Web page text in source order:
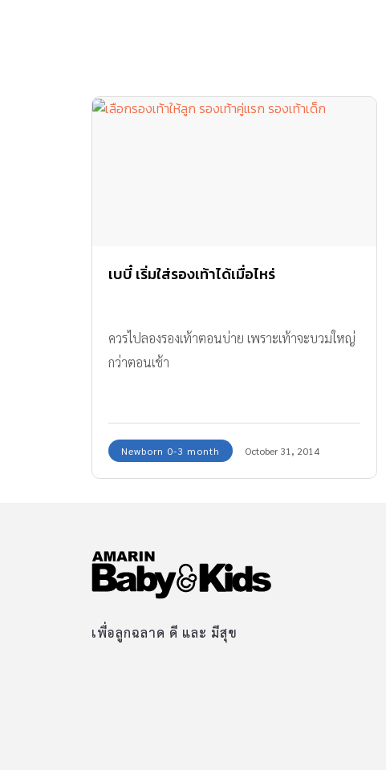
เบบี๋ เริ่มใส่รองเท้าได้เมื่อไหร่
ควรไปลองรองเท้าตอนบ่าย เพราะเท้าจะบวมใหญ่
กว่าตอนเช้า
Newborn 0-3 month October 31, 2014
เพื่อลูกฉลาด ดี และ มีสุข